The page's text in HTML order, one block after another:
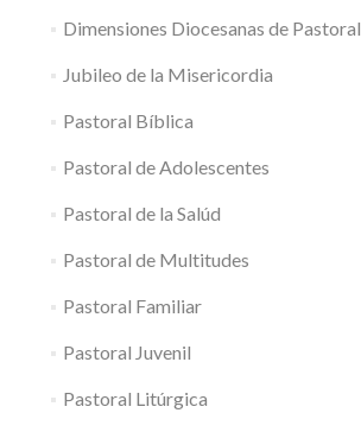
Dimensiones Diocesanas de Pastoral
Jubileo de la Misericordia
Pastoral Bíblica
Pastoral de Adolescentes
Pastoral de la Salúd
Pastoral de Multitudes
Pastoral Familiar
Pastoral Juvenil
Pastoral Litúrgica